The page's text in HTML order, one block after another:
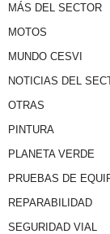
MÁS DEL SECTOR
MOTOS
MUNDO CESVI
NOTICIAS DEL
OTRAS
PINTURA
PLANETA VERDE
PRUEBAS DE
REPARABILIDAD
SEGURIDAD VIAL